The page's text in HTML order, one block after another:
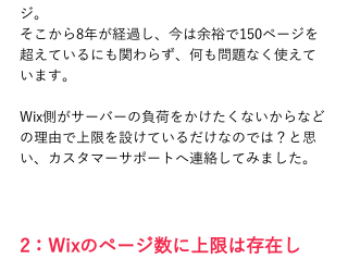
ジ。
そこから8年が経過し、今は余裕で150ページを
超えているにも関わらず、何も問題なく使えて
います。
Wix側がサーバーの負荷をかけたくないからなど
の理由で上限を設けているだけなのでは？と思
い、カスタマーサポートへ連絡してみました。
2：Wixのページ数に上限は存在し